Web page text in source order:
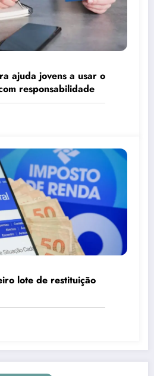
ajuda jovens a usar o
responsabilidade
lote de restituição